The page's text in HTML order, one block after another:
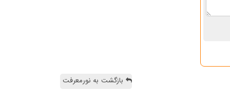
بازگشت به نورمعرفت